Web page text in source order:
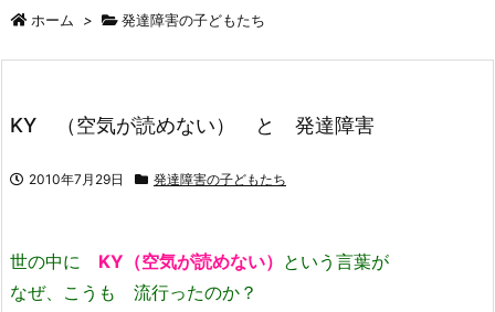
ホーム > 発達障害の子どもたち
KY （空気が読めない） と 発達障害
2010年7月29日 発達障害の子どもたち
世の中に KY （空気が読めない） という言葉が
なぜ、こうも 流行ったのか？